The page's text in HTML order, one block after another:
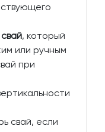
, который
или ручным
при
свай, если